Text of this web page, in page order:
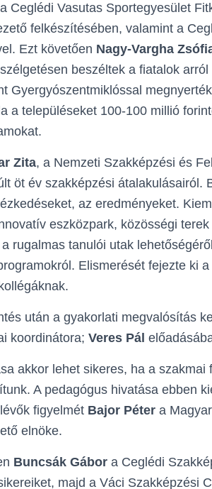
Ceglédi Vasutas Sportegyesület
felkészítésében, valamint a
Ezt követően Nagy-Vargha
beszéltek a fiatalok
Gyergyószentmiklóssal
a településeket 100-100 millió
Zita, a Nemzeti Szakképzési és
öt év szakképzési átalakulásairól.
az eredményeket.
eszközpark, közösségi
rugalmas tanulói utak
Elismerését fejezte ki
után a gyakorlati megvalósítás
koordinátora; Veres Pál
akkor lehet sikeres, ha a
A pedagógus hivatása ebben
figyelmét Bajor Péter a
elnöke.
Buncsák Gábor a Ceglédi
majd a Váci Szakképzési